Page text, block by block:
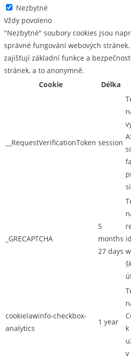
Nezbytné
Vždy povoleno
"Nezbytné" soubory cookies jsou
správné fungování webových
zajišťují základní funkce a
stránek, a to anonymně.
Cookie
Délka
__RequestVerificationToken session
_GRECAPTCHA
5
months
27 days
cookielawinfo-checkbox-
analytics
1 year
v